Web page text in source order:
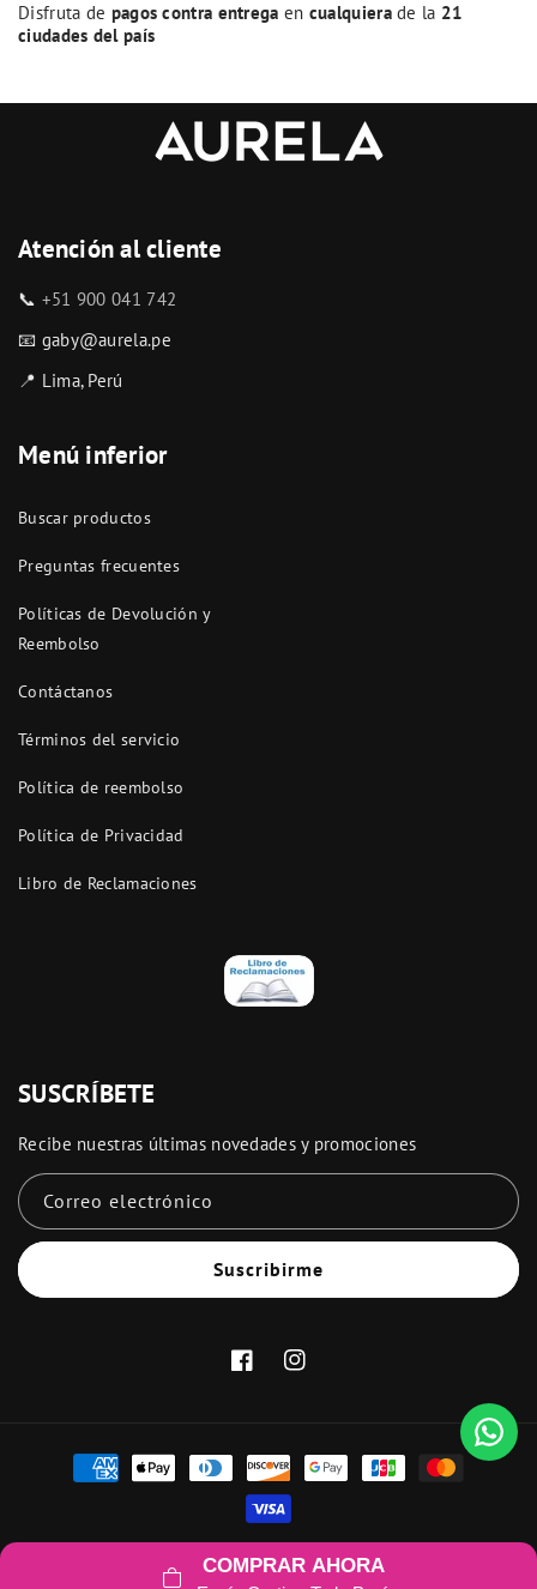
Disfruta de pagos contra entrega en cualquierade la 21
ciudades del país
Atención al cliente
📞 +51 900 041 742
📧 gaby@aurela.pe
📍 Lima, Perú
Menú inferior
Buscar productos
Preguntas frecuentes
Políticas de Devolución y
Reembolso
Contáctanos
Términos del servicio
Política de reembolso
Política de Privacidad
Libro de Reclamaciones
SUSCRÍBETE
Recibe nuestras últimas novedades y promociones
Correo electrónico
Suscribirme
FacebookInstagram
Formas
Política de reembolso Política de privacidad
COMPRAR AHORA